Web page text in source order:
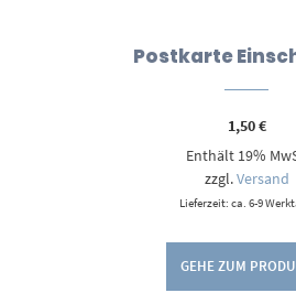
Postkarte
1,50€
Enthält 19%
zzgl.Versand
Lieferzeit: ca. 6-9
GEHE ZUM